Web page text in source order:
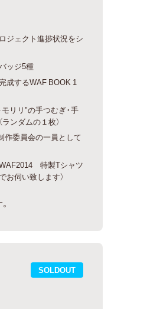
ジェクト進捗状況をシ
ッジ5種
成するWAF BOOK 1
リリ"の手つむぎ・手
ンダムの１枚）
作委員会の一員として
特製Tシャツ
お伺い致します）
SOLDOUT